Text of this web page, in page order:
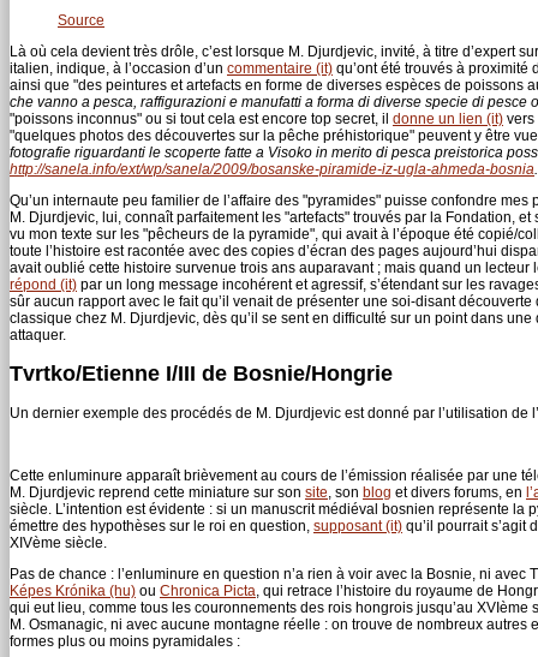
Source
Là où cela devient très drôle, c’est lorsque M. Djurdjevic, invité, à titre d’expert
italien, indique, à l’occasion d’un commentaire (it) qu’ont été trouvés à proximité
ainsi que "des peintures et artefacts en forme de diverses espèces de poissons
che vanno a pesca, raffigurazioni e manufatti a forma di diverse specie di pesce
"poissons inconnus" ou si tout cela est encore top secret, il donne un lien (it) vers
"quelques photos des découvertes sur la pêche préhistorique" peuvent y être
fotografie riguardanti le scoperte fatte a Visoko in merito di pesca preistorica
http://sanela.info/ext/wp/sanela/2009/bosanske-piramide-iz-ugla-ahmeda-bosnia
Qu’un internaute peu familier de l’affaire des "pyramides" puisse confondre
M. Djurdjevic, lui, connaît parfaitement les "artefacts" trouvés par la Fondation,
vu mon texte sur les "pêcheurs de la pyramide", qui avait à l’époque été copié/
toute l’histoire est racontée avec des copies d’écran des pages aujourd’hui
avait oublié cette histoire survenue trois ans auparavant ; mais quand un
répond (it) par un long message incohérent et agressif, s’étendant sur les
sûr aucun rapport avec le fait qu’il venait de présenter une soi-disant
classique chez M. Djurdjevic, dès qu’il se sent en difficulté sur un point dans
attaquer.
Tvrtko/Etienne I/III de Bosnie/Hongrie
Un dernier exemple des procédés de M. Djurdjevic est donné par l’utilisation de
Cette enluminure apparaît brièvement au cours de l’émission réalisée par une
M. Djurdjevic reprend cette miniature sur son site, son blog et divers forums, en
siècle. L’intention est évidente : si un manuscrit médiéval bosnien représente la
émettre des hypothèses sur le roi en question, supposant (it) qu’il pourrait s’agit
XIVème siècle.
Pas de chance : l’enluminure en question n’a rien à voir avec la Bosnie, ni
Képes Krónika (hu) ou Chronica Picta, qui retrace l’histoire du royaume de
qui eut lieu, comme tous les couronnements des rois hongrois jusqu’au XVIème
M. Osmanagic, ni avec aucune montagne réelle : on trouve de nombreux
formes plus ou moins pyramidales :